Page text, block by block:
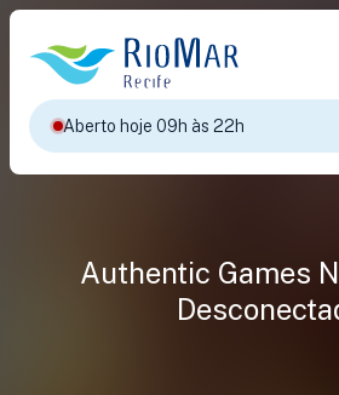
Aberto hoje 09h às 22h
Authentic Games